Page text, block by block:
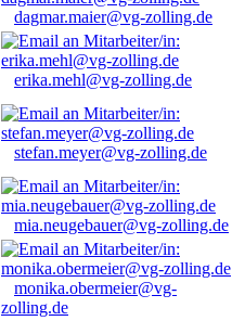
dagmar.maier@vg-zolling.de
erika.mehl@vg-zolling.de
stefan.meyer@vg-zolling.de
mia.neugebauer@vg-zolling.de
monika.obermeier@vg-
zolling.de